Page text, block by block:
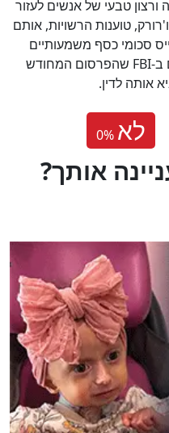
טבעי של אנשים לעזור
טוענות הרשויות, אותם
סכומי כסף משמעותיים
במשך חודשים ארוכים. כעת מקווים ב-FBI שהפרסום המחודש
אותה לדין.
0% לא
אותך